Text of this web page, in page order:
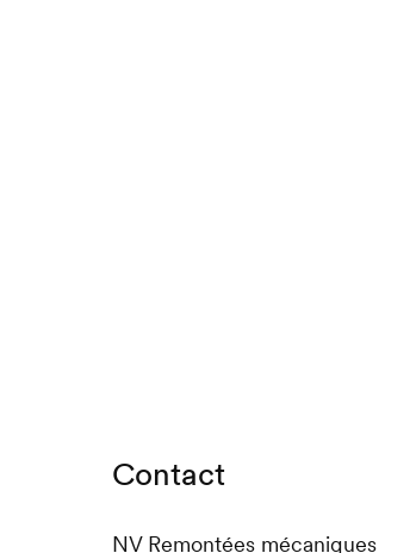
Contact
NV Remontées mécaniques